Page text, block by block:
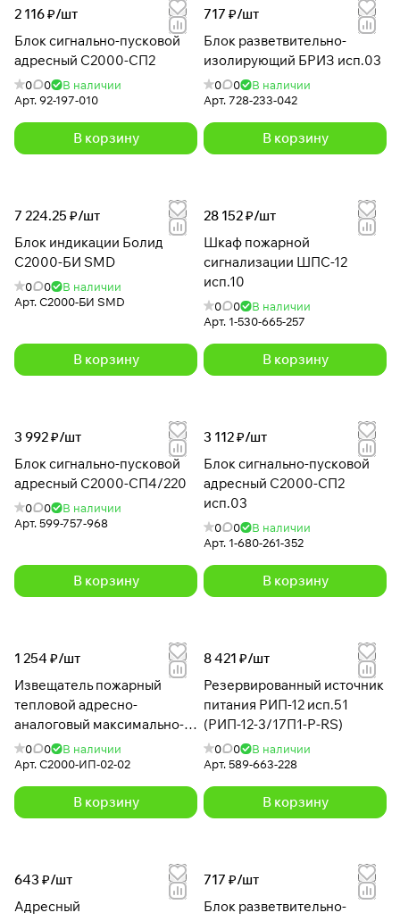
2 116 ₽/шт
Блок сигнально-пусковой
адресный С2000-СП2
0 0
В наличии
Арт.92-197-010
В корзину
717 ₽/шт
Блок разветвительно-
изолирующий БРИЗ исп.03
0 0
В наличии
Арт.728-233-042
В корзину
7 224.25 ₽/шт
Блок индикации Болид
С2000-БИ SMD
0 0
В наличии
Арт.С2000-БИ SMD
В корзину
28 152 ₽/шт
Шкаф пожарной
сигнализации ШПС-12
исп.10
0 0
В наличии
Арт. 1-530-665-257
В корзину
3 992 ₽/шт
Блок сигнально-пусковой
адресный С2000-СП4/220
0 0
В наличии
Арт.599-757-968
В корзину
3 112 ₽/шт
Блок сигнально-пусковой
адресный С2000-СП2
исп.03
0 0
В наличии
Арт. 1-680-261-352
В корзину
1 254 ₽/шт
Извещатель пожарный
тепловой адресно-
аналоговый максимально-
дифференциальный С2000-
ИП-02-02
0 0
В наличии
Арт.С2000-ИП-02-02
В корзину
8 421 ₽/шт
Резервированный источник
питания РИП-12 исп.51
(РИП-12-3/17П1-Р-RS)
0 0
В наличии
Арт.589-663-228
В корзину
643 ₽/шт
Адресный
717 ₽/шт
Блок разветвительно-